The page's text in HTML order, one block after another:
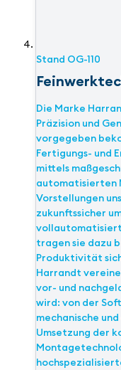
Stand OG-110
Die Marke
Präzision und
vorgegeben
Fertigungs- und
mittels
automatisierten
Vorstellungen
zukunftssicher
tragen sie dazu
Produktivität
Harrandt
vor- und
wird: von der
mechanische
Umsetzung der